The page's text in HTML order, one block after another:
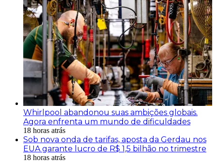
Whirlpool abandonou suas ambições globais.
Agora enfrenta um mundo de dificuldades
18 horas atrás
Sob nova onda de tarifas, aposta da Gerdau nos
EUA garante lucro de R$ 1,5 bilhão no trimestre
18 horas atrás